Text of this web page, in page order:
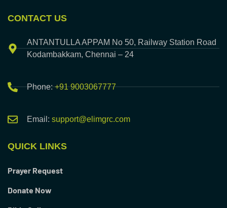
CONTACT US
ANTANTULLA APPAM No 50, Railway Station Road
Kodambakkam, Chennai – 24
Phone:+91 9003067777
Email: support@elimgrc.com
QUICK LINKS
Prayer Request
Donate Now